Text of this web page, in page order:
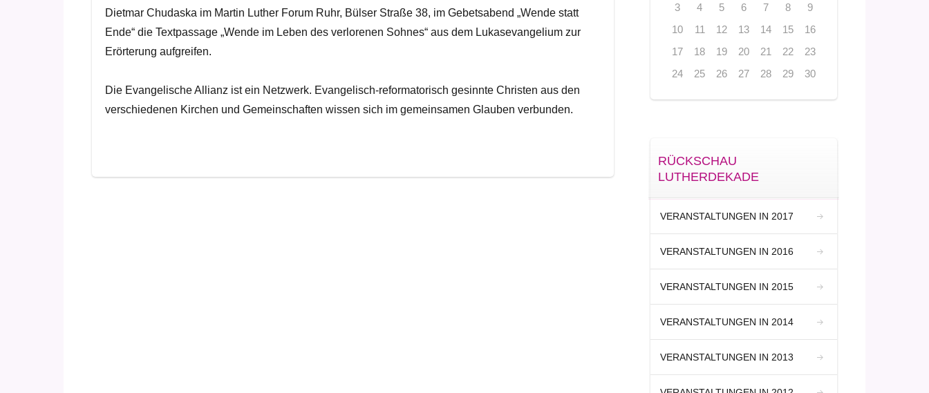
Dietmar Chudaska im Martin Luther Forum Ruhr, Bülser Straße 38, im Gebetsabend „Wende statt
Ende“ die Textpassage „Wende im Leben des verlorenen Sohnes“ aus dem Lukasevangelium zur
Erörterung aufgreifen.
Die Evangelische Allianz ist ein Netzwerk. Evangelisch-reformatorisch gesinnte Christen aus den
verschiedenen Kirchen und Gemeinschaften wissen sich im gemeinsamen Glauben verbunden.
3
4 5 6 7 8
9
10
11 12 13 14 15
16
17
18 19 20 21 22
23
24
25 26 27 28 29 30
RÜCKSCHAU
LUTHERDEKADE
VERANSTALTUNGEN IN 2017
VERANSTALTUNGEN IN 2016
VERANSTALTUNGEN IN 2015
VERANSTALTUNGEN IN 2014
VERANSTALTUNGEN IN 2013